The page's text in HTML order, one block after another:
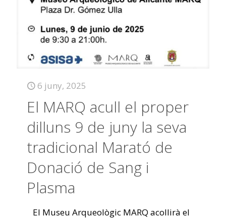
6 juny, 2025
El MARQ acull el proper
dilluns 9 de juny la seva
tradicional Marató de
Donació de Sang i
Plasma
El Museu Arqueològic MARQ acollirà el